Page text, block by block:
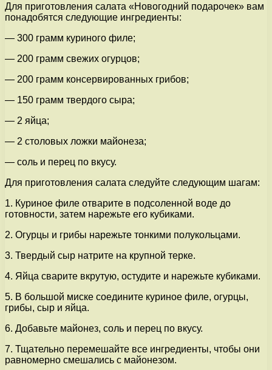
Для приготовления салата «Новогодний подарочек» вам
понадобятся следующие ингредиенты:
— 300 грамм куриного филе;
— 200 грамм свежих огурцов;
— 200 грамм консервированных грибов;
— 150 грамм твердого сыра;
— 2 яйца;
— 2 столовых ложки майонеза;
— соль и перец по вкусу.
Для приготовления салата следуйте следующим шагам:
1. Куриное филе отварите в подсоленной воде до
готовности, затем нарежьте его кубиками.
2. Огурцы и грибы нарежьте тонкими полукольцами.
3. Твердый сыр натрите на крупной терке.
4. Яйца сварите вкрутую, остудите и нарежьте кубиками.
5. В большой миске соедините куриное филе, огурцы,
грибы, сыр и яйца.
6. Добавьте майонез, соль и перец по вкусу.
7. Тщательно перемешайте все ингредиенты, чтобы они
равномерно смешались с майонезом.